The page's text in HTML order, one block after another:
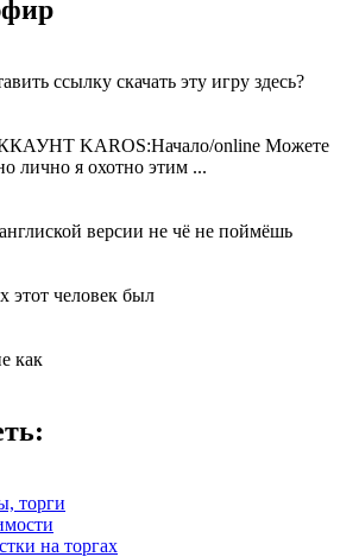
ссылку скачать эту игру здесь?
KAROS:Начало/online Можете
лично я охотно этим ...
версии не чё не поймёшь
этот человек был
как
торги
на торгах